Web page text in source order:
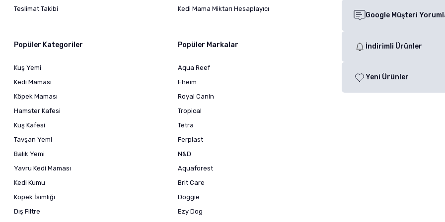
Teslimat Takibi Kedi Mama Miktarı Hesaplayıcı
Popüler Kategoriler
Kuş Yemi
Kedi Maması
Köpek Maması
Hamster Kafesi
Kuş Kafesi
Tavşan Yemi
Balık Yemi
Yavru Kedi Maması
Kedi Kumu
Köpek İsimliği
Dış Filtre
Popüler Markalar
Aqua Reef
Eheim
Royal Canin
Tropical
Tetra
Ferplast
N&D
Aquaforest
Brit Care
Doggie
Ezy Dog
Google Müşteri
İndirimli Ürünler
Yeni Ürünler